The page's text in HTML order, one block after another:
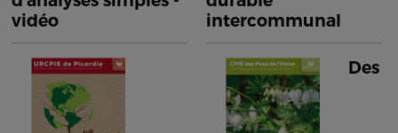
vidéo
intercommunal
Des